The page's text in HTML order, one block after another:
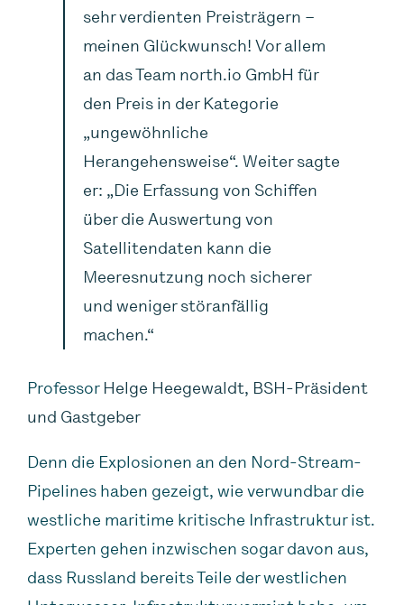
sehr verdienten Preisträgern –
meinen Glückwunsch! Vor allem
an das Team north.io GmbH für
den Preis in der Kategorie
„ungewöhnliche
Herangehensweise“. Weiter sagte
er: „Die Erfassung von Schiffen
über die Auswertung von
Satellitendaten kann die
Meeresnutzung noch sicherer
und weniger störanfällig
machen.“
Professor Helge Heegewaldt, BSH-Präsident
und Gastgeber
Denn die Explosionen an den Nord-Stream-
Pipelines haben gezeigt, wie verwundbar die
westliche maritime kritische Infrastruktur ist.
Experten gehen inzwischen sogar davon aus,
dass Russland bereits Teile der westlichen